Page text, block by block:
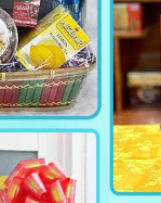
Khi
Túi Mini